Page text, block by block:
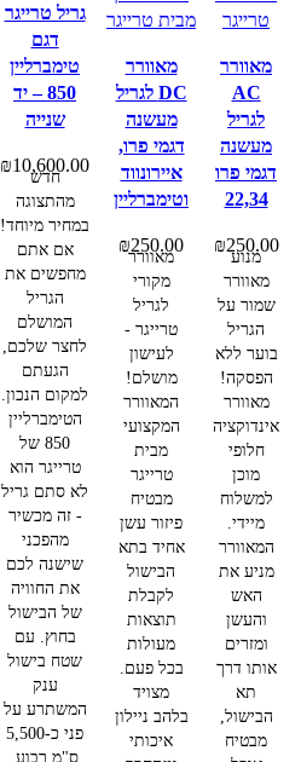
מאוורר
AC
לגריל
מעשנה
דגמי פרו
22,34
₪250.00
מנוע
מאוורר
שמור על
הגריל
בוער ללא
הפסקה!
מאוורר
אינדוקציה
חלופי
מוכן
למשלוח
מיידי.
המאוורר
מניע את
האש
והעשן
ומזרים
אותו דרך
תא
הבישול,
מבטיח
מאוורר
DC לגריל
מעשנה
דגמי פרו,
איירונווד
וטימברליין
₪250.00
מאוורר
מקורי
לגריל
טרייגר -
לעישון
מושלם!
המאוורר
המקצועי
מבית
טרייגר
מבטיח
פיזור עשן
אחיד בתא
הבישול
לקבלת
תוצאות
מעולות
בכל פעם.
מצויד
בלהב ניילון
איכותי
גריל טרייגר
דגם
טימברליין
850 – יד
שנייה
₪10,600.00
חדש
מהתצוגה
במחיר מיוחד!
אם אתם
מחפשים את
הגריל
המושלם
לחצר שלכם,
הגעתם
למקום הנכון.
הטימברליין
850 של
טרייגר הוא
לא סתם גריל
- זה מכשיר
מהפכני
שישנה לכם
את החוויה
של הבישול
בחוץ. עם
שטח בישול
ענק
המשתרע על
פני כ-5,500
ס"מ רבוע,